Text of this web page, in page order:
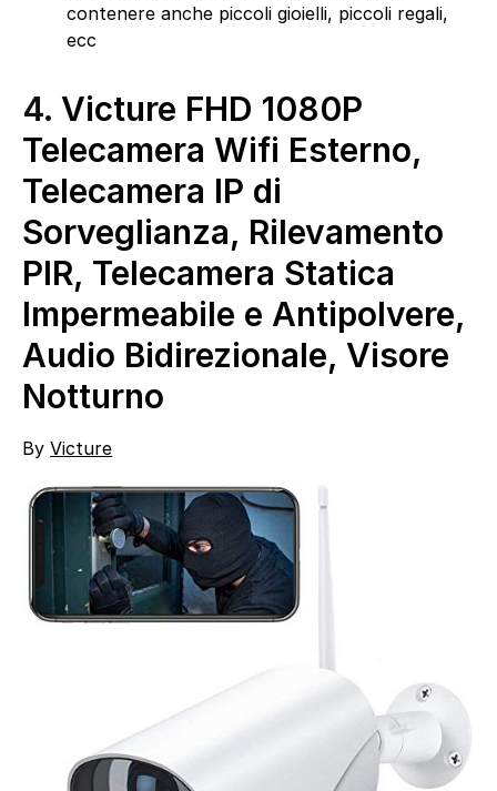
contenere anche piccoli gioielli, piccoli regali,
ecc
4. Victure FHD 1080P
Telecamera Wifi Esterno,
Telecamera IP di
Sorveglianza, Rilevamento
PIR, Telecamera Statica
Impermeabile e Antipolvere,
Audio Bidirezionale, Visore
Notturno
By Victure